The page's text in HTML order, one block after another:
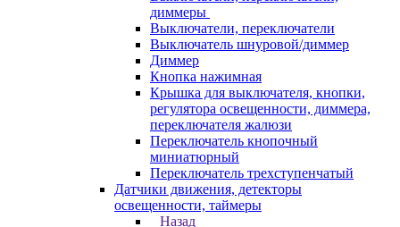
диммеры
Выключатели, переключатели
Выключатель шнуровой/диммер
Диммер
Кнопка нажимная
Крышка для выключателя, кнопки,
регулятора освещенности, диммера,
переключателя жалюзи
Переключатель кнопочный
миниатюрный
Переключатель трехступенчатый
Датчики движения, детекторы
освещенности, таймеры
Назад